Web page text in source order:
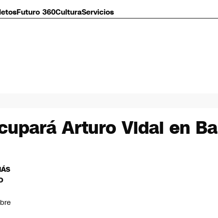
Futuro 360CulturaServicios
Arturo Vidal en